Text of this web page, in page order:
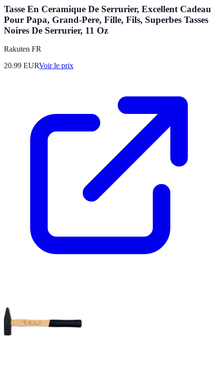
Tasse En Ceramique De Serrurier, Excellent Cadeau
Pour Papa, Grand-Pere, Fille, Fils, Superbes Tasses
Noires De Serrurier, 11 Oz
Rakuten FR
20.99 EURVoir le prix